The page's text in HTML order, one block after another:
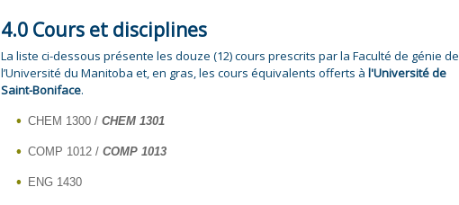
4.0 Cours et disciplines
La liste ci-dessous présente les douze (12) cours prescrits par la Faculté de génie de
l’Université du Manitoba et, en gras, les cours équivalents offerts à l'Université de
Saint-Boniface.
CHEM 1300 / CHEM 1301
COMP 1012 / COMP 1013
ENG 1430